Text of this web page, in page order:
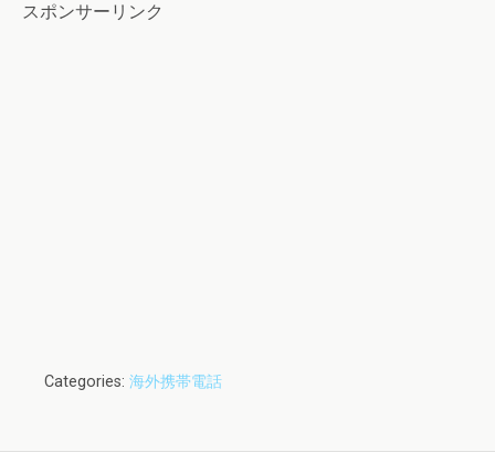
スポンサーリンク
Categories: 海外携帯電話